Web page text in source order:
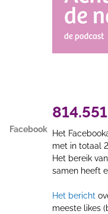
Facebook
Het
met in totaal
Het bereik
samen heeft
Het bericht
meeste likes